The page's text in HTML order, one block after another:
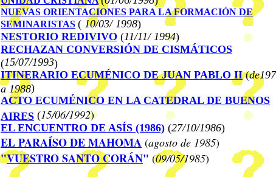
NUEVAS ORIENTACIONES PARA LA FORMACIÓN DE
SEMINARISTAS ( 10/03/ 1998)
NESTORIO REDIVIVO (11/11/ 1994)
RECHAZAN CONVERSIÓN DE CISMÁTICOS
(15/07/1993)
ITINERARIO ECUMÉNICO DE JUAN PABLO II (
a 1988)
ACTO ECUMÉNICO EN LA CATEDRAL DE BUENOS
AIRES (15/06/1992)
EL ENCUENTRO DE ASÍS (1986) (27/10/1986)
EL PARAÍSO DE MAHOMA (agosto de 1985)
"VUESTRO SANTO CORÁN" (09/05/1985)